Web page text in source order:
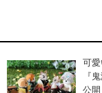
可
『
公開